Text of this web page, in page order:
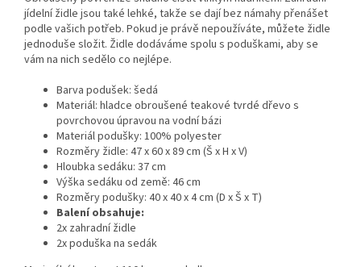
jídelní židle jsou také lehké, takže se dají bez námahy přenášet
podle vašich potřeb. Pokud je právě nepoužíváte, můžete židle
jednoduše složit. Židle dodáváme spolu s poduškami, aby se
vám na nich sedělo co nejlépe.
Barva podušek: šedá
Materiál: hladce obroušené teakové tvrdé dřevo s
povrchovou úpravou na vodní bázi
Materiál podušky: 100% polyester
Rozměry židle: 47 x 60 x 89 cm (Š x H x V)
Hloubka sedáku: 37 cm
Výška sedáku od země: 46 cm
Rozměry podušky: 40 x 40 x 4 cm (D x Š x T)
Balení obsahuje:
2x zahradní židle
2x poduška na sedák